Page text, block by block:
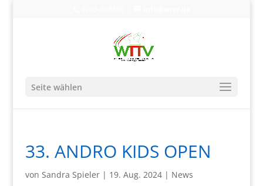
Seite wählen
33. ANDRO KIDS OPEN
von Sandra Spieler| 19. Aug. 2024| News